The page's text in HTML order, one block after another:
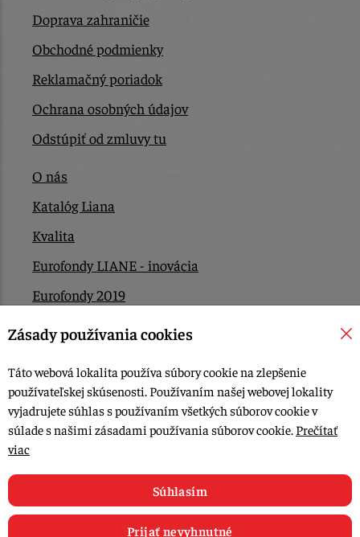
Doprava zahraničie
Obchodné podmienky
Reklamačný poriadok
Ochrana osobných údajov
Odstúpiť od zmluvy tu
O nás
Katalóg Liana
Kvalita
Eurofondy LIANE - inovácia
Eurofondy 2019
Eurofondy 2022/2023
Kontakt
© 2015-2026, LIANA GOLIAŠ s.r.o. všetky práva vyhradené.
Upraviť nastavenia Cookies
Zásady používania cookies
Táto webová lokalita používa súbory cookie na zlepšenie
používateľskej skúsenosti. Používaním našej webovej lokality
vyjadrujete súhlas s používaním všetkých súborov cookie v
súlade s našimi zásadami používania súborov cookie. Prečítať
viac
Súhlasím
Prijať nevyhnutné